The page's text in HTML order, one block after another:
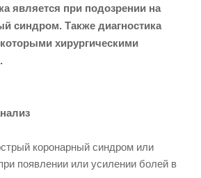
является при подозрении на
синдром. Также диагностика
хирургическими
коронарный синдром или
появлении или усилении болей в